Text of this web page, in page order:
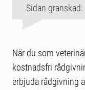
Sidan
När du som
kostnadsfri
erbjuda rådgivning